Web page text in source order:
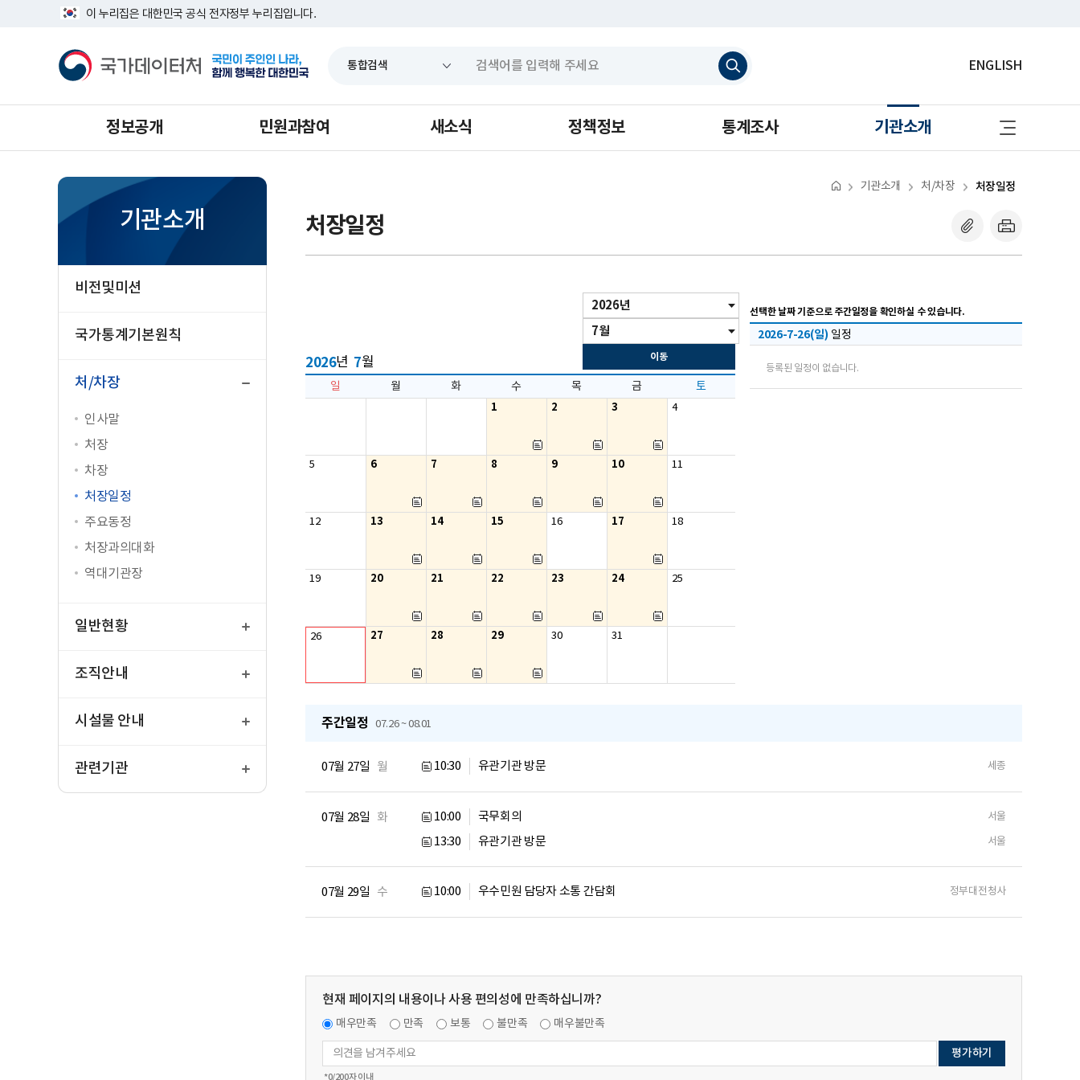
이 누리집은 대한민국 공식 전자정부 누리집입니다.
검
색
하
ENGLISH
정보공개 민원과참여 새소식 정책정보 통계조사 기관소개
사
이
로
기관소개
비전및미션
국가통계기본원칙
처/차장
인사말
처장
차장
처장일정
주요동정
처장과의대화
역대기관장
일반현황
조직안내
시설물 안내
관련기관
기관소개 처/차장 처장일정
처장일정
2026년 7월
년/
월
이
동
년
도
월
이동
일 월 화 수 목 금
토
1
2 3 4
5 6 7 8 9 10 11
12 13 14 15 16 17 18
19 20 21 22 23 24 25
26 27 28 29 30 31
선택한 날짜 기준으로 주간일정을 확인하실 수 있습니다.
2026-7-26(일) 일정
등록된 일정이 없습니다.
주간일정 07.26 ~ 08.01
07월 27일 월 10:30 유관기관 방문 세종
07월 28일 화 10:00 국무회의 서울
13:30 유관기관 방문 서울
07월 29일 수 10:00 우수민원 담당자 소통 간담회 정부대전청사
현재 페이지의 내용이나 사용 편의성에 만족하십니까?
매우만족 만족 보통 불만족 매우불만족
*0/200자 이내